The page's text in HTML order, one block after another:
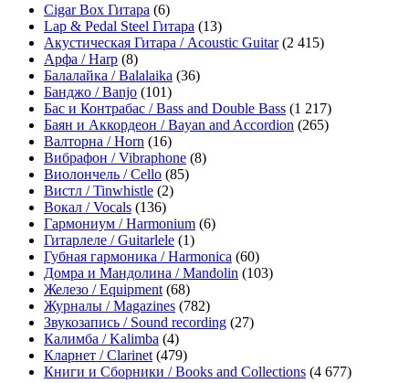
Cigar Box Гитара (6)
Lap & Pedal Steel Гитара (13)
Акустическая Гитара / Acoustic Guitar(2 415)
Арфа / Harp (8)
Балалайка / Balalaika (36)
Банджо / Banjo (101)
Бас и Контрабас / Bass and Double Bass (1 217)
Баян и Аккордеон / Bayan and Accordion (265)
Валторна / Horn (16)
Вибрафон / Vibraphone (8)
Виолончель / Cello (85)
Вистл / Tinwhistle (2)
Вокал / Vocals (136)
Гармониум / Harmonium (6)
Гитарлеле / Guitarlele (1)
Губная гармоника / Harmonica (60)
Домра и Мандолина / Mandolin (103)
Железо / Equipment (68)
Журналы / Magazines (782)
Звукозапись / Sound recording (27)
Калимба / Kalimba (4)
Кларнет / Clarinet (479)
Книги и Сборники / Books and Collections (4 677)